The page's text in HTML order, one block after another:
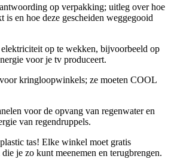
op verpakking; uitleg over hoe
is en hoe deze gescheiden weggegooid
op te wekken, bijvoorbeeld op
voor je tv produceert.
kringloopwinkels; ze moeten COOL
voor de opvang van regenwater en
van regendruppels.
tas! Elke winkel moet gratis
je zo kunt meenemen en terugbrengen.